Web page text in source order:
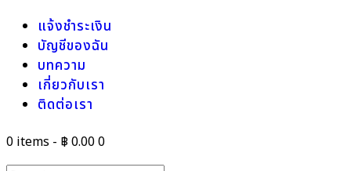
แจ้งชำระเงิน
บัญชีของฉัน
บทความ
เกี่ยวกับเรา
ติดต่อเรา
0 items - ฿ 0.000